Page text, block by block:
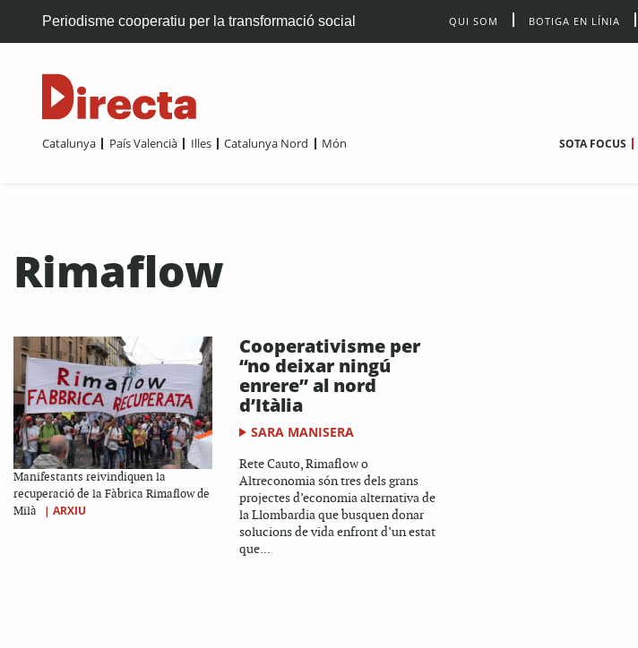
Periodisme cooperatiu per la transformació social QUI SOM BOTIGA EN LÍNIA
Catalunya País Valencià Illes Catalunya Nord Món SOTA FOCUS
Rimaflow
Manifestants reivindiquen la
recuperació de la Fàbrica Rimaflow de
Milà
| ARXIU
Cooperativisme per
“no deixar ningú
enrere” al nord
d’Itàlia
SARA MANISERA
Rete Cauto, Rimaflow o
Altreconomia són tres dels grans
projectes d’economia alternativa de
la Llombardia que busquen donar
solucions de vida enfront d’un estat
que...